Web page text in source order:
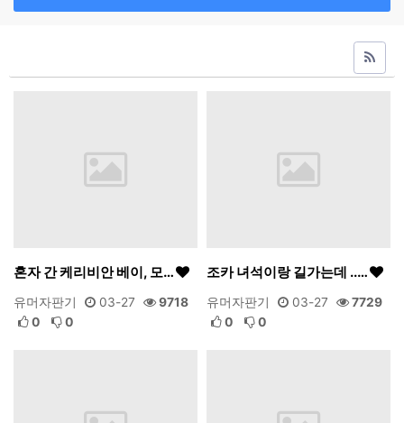
혼자 간 케리비안 베이, 모…
유머자판기 03-27
9718
0
0
조카 녀석이랑 길가는데 ..…
유머자판기 03-27
7729
0
0